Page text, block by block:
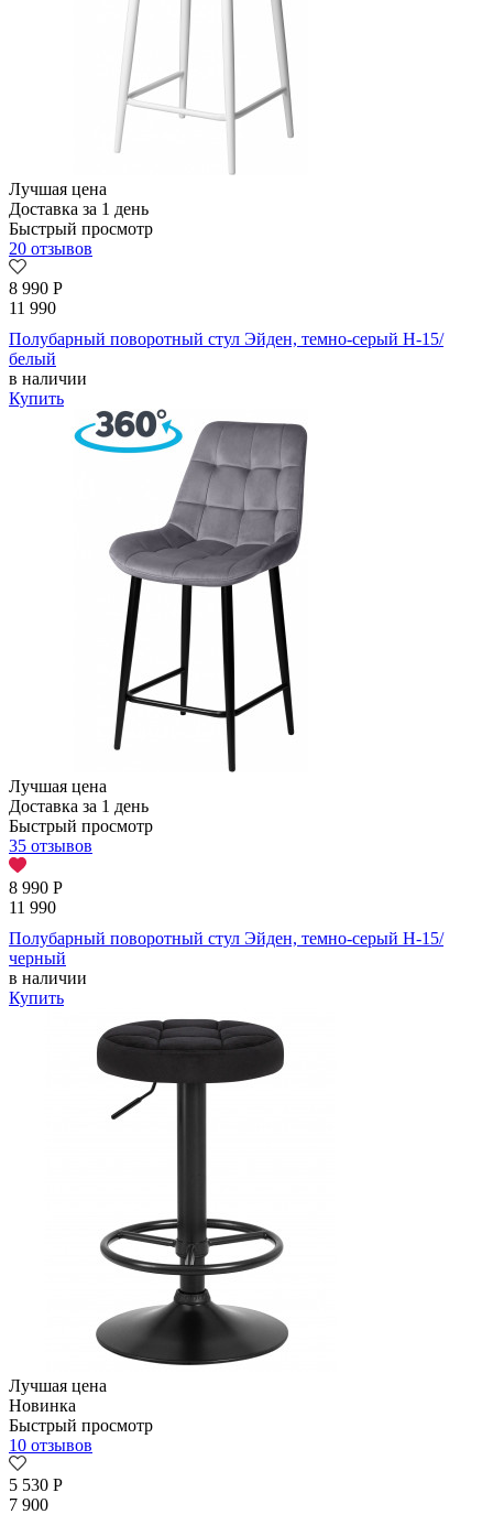
Лучшая цена
Доставка за 1 день
Быстрый просмотр
20 отзывов
8 990 Р
11 990
Полубарный поворотный стул Эйден, темно-серый H-15/
белый
в наличии
Купить
Лучшая цена
Доставка за 1 день
Быстрый просмотр
35 отзывов
8 990 Р
11 990
Полубарный поворотный стул Эйден, темно-серый H-15/
черный
в наличии
Купить
Лучшая цена
Новинка
Быстрый просмотр
10 отзывов
5 530 Р
7 900